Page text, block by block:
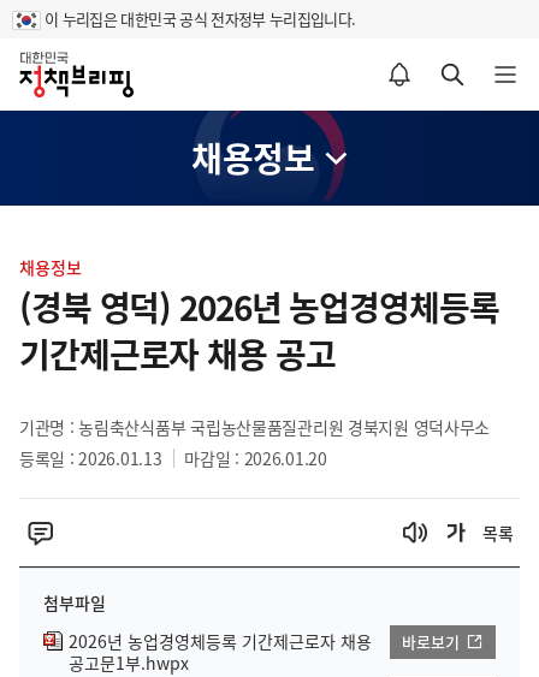
이 누리집은 대한민국 공식 전자정부 누리집입니다.
홈
알림설정 바로가기 검색 바로가기 메뉴 열기
채용정보
텐
츠
영
역
채용정보
(경북 영덕) 2026년 농업경영체등록
기간제근로자 채용 공고
기관명 : 농림축산식품부 국립농산물품질관리원 경북지원 영덕사무소
등록일 : 2026.01.13
마감일 : 2026.01.20
목록
첨부파일
2026년 농업경영체등록 기간제근로자 채용
공고문1부.hwpx
바로보기